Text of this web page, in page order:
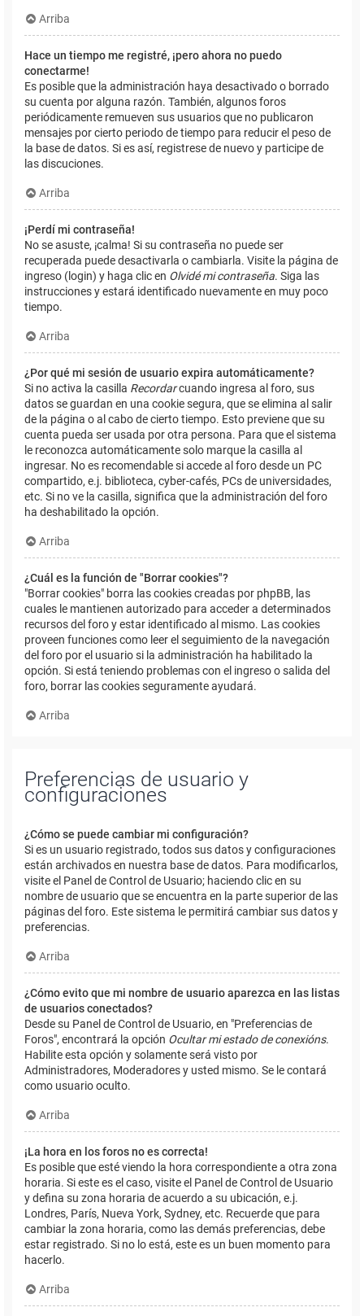
Arriba
Hace un tiempo me registré, ¡pero ahora no puedo
conectarme!
Es posible que la administración haya desactivado o borrado
su cuenta por alguna razón. También, algunos foros
periódicamente remueven sus usuarios que no publicaron
mensajes por cierto periodo de tiempo para reducir el peso de
la base de datos. Si es así, registrese de nuevo y participe de
las discuciones.
Arriba
¡Perdí mi contraseña!
No se asuste, ¡calma! Si su contraseña no puede ser
recuperada puede desactivarla o cambiarla. Visite la página de
ingreso (login) y haga clic en Olvidé mi contraseña. Siga las
instrucciones y estará identificado nuevamente en muy poco
tiempo.
Arriba
¿Por qué mi sesión de usuario expira automáticamente?
Si no activa la casilla Recordarcuando ingresa al foro, sus
datos se guardan en una cookie segura, que se elimina al salir
de la página o al cabo de cierto tiempo. Esto previene que su
cuenta pueda ser usada por otra persona. Para que el sistema
le reconozca automáticamente solo marque la casilla al
ingresar. No es recomendable si accede al foro desde un PC
compartido, e.j. biblioteca, cyber-cafés, PCs de universidades,
etc. Si no ve la casilla, significa que la administración del foro
ha deshabilitado la opción.
Arriba
¿Cuál es la función de "Borrar cookies"?
"Borrar cookies" borra las cookies creadas por phpBB, las
cuales le mantienen autorizado para acceder a determinados
recursos del foro y estar identificado al mismo. Las cookies
proveen funciones como leer el seguimiento de la navegación
del foro por el usuario si la administración ha habilitado la
opción. Si está teniendo problemas con el ingreso o salida del
foro, borrar las cookies seguramente ayudará.
Arriba
Preferencias de usuario y
configuraciones
¿Cómo se puede cambiar mi configuración?
Si es un usuario registrado, todos sus datos y configuraciones
están archivados en nuestra base de datos. Para modificarlos,
visite el Panel de Control de Usuario; haciendo clic en su
nombre de usuario que se encuentra en la parte superior de las
páginas del foro. Este sistema le permitirá cambiar sus datos y
preferencias.
Arriba
¿Cómo evito que mi nombre de usuario aparezca en las listas
de usuarios conectados?
Desde su Panel de Control de Usuario, en "Preferencias de
Foros", encontrará la opción Ocultar mi estado de conexións.
Habilite esta opción y solamente será visto por
Administradores, Moderadores y usted mismo. Se le contará
como usuario oculto.
Arriba
¡La hora en los foros no es correcta!
Es posible que esté viendo la hora correspondiente a otra zona
horaria. Si este es el caso, visite el Panel de Control de Usuario
y defina su zona horaria de acuerdo a su ubicación, e.j.
Londres, París, Nueva York, Sydney, etc. Recuerde que para
cambiar la zona horaria, como las demás preferencias, debe
estar registrado. Si no lo está, este es un buen momento para
hacerlo.
Arriba